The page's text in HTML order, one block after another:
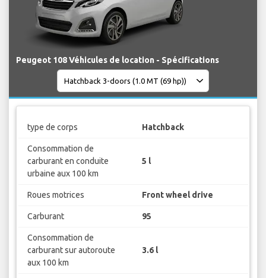
Peugeot 108 Véhicules de location - Spécifications
type de corps Hatchback
Consommation de
carburant en conduite
urbaine aux 100 km
5 l
Roues motrices Front wheel drive
Carburant 95
Consommation de
carburant sur autoroute
aux 100 km
3.6 l